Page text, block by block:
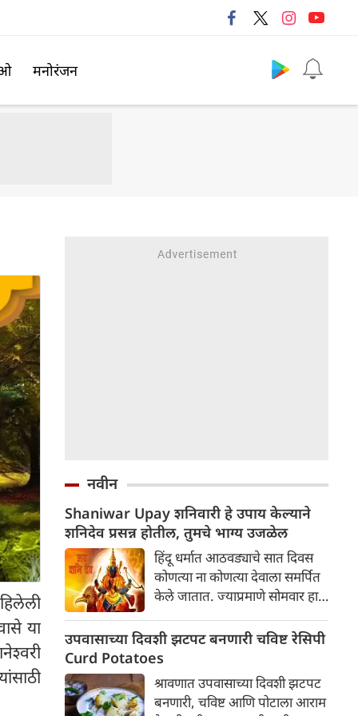
मनोरंजन
या
नवीन
Shaniwar Upay शनिवारी हे उपाय केल्याने
शनिदेव प्रसन्न होतील, तुमचे भाग्य उजळेल
हिंदू धर्मात आठवड्याचे सात दिवस
कोणत्या ना कोणत्या देवाला समर्पित
केले जातात. ज्याप्रमाणे सोमवार हा
हनुमानाला समर्पित आहे, बुधवारी
गणेशाला समर्पित आहे, त्याचप्रमाणे
शनिवार हा शनिदेवाला समर्पित आहे.
शनिदेवाला न्यायाचा देवता म्हणतात.
असे म्हटले जाते की आपल्या
उपवासाच्या दिवशी झटपट बनणारी चविष्ट रेसिपी
Curd Potatoes
श्रावणात उपवासाच्या दिवशी झटपट
बनणारी, चविष्ट आणि पोटाला आराम